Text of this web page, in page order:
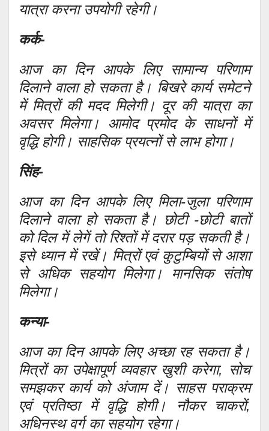
यात्रा करना उपयोगी रहेगी।
कर्क-
आज का दिन आपके लिए सामान्य परिणाम
दिलाने वाला हो सकता है। बिखरे कार्य समेटने
में मित्रों की मदद मिलेगी। दूर की यात्रा का
अवसर मिलेगा। आमोद प्रमोद के साधनों में
वृद्धि होगी। साहसिक प्रयत्नों से लाभ होगा।
सिंह-
आज का दिन आपके लिए मिला-जुला परिणाम
दिलाने वाला हो सकता है। छोटी -छोटी बातों
को दिल में लेगें तो रिश्तों में दरार पड़ सकती है।
इसे ध्यान में रखें। मित्रों एवं कुटुम्बियों से आशा
से अधिक सहयोग मिलेगा। मानसिक संतोष
मिलेगा।
कन्या-
आज का दिन आपके लिए अच्छा रह सकता है।
मित्रों का उपेक्षापूर्ण व्यवहार खुशी करेगा, सोच
समझकर कार्य को अंजाम दें। साहस पराक्रम
एवं प्रतिष्ठा में वृद्धि होगी। नौकर चाकरों,
अधिनस्थ वर्ग का सहयोग रहेगा।